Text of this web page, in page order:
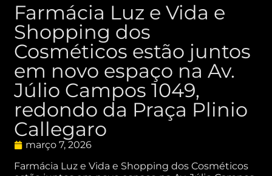
Farmácia Luz e Vida e
Shopping dos
Cosméticos estão juntos
em novo espaço na Av.
Júlio Campos 1049,
redondo da Praça Plinio
Callegaro
março 7, 2026
Farmácia Luz e Vida e Shopping dos Cosméticos